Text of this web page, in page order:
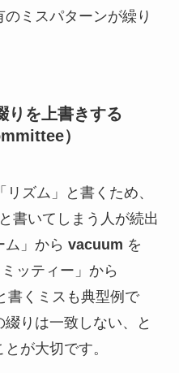
ミスパターンが繰り
りを上書きする
）
ズム」と書くため、
書いてしまう人が続出
ム」から vacuum を
ッティー」から
書くミスも典型例で
りは一致しない、と
が大切です。